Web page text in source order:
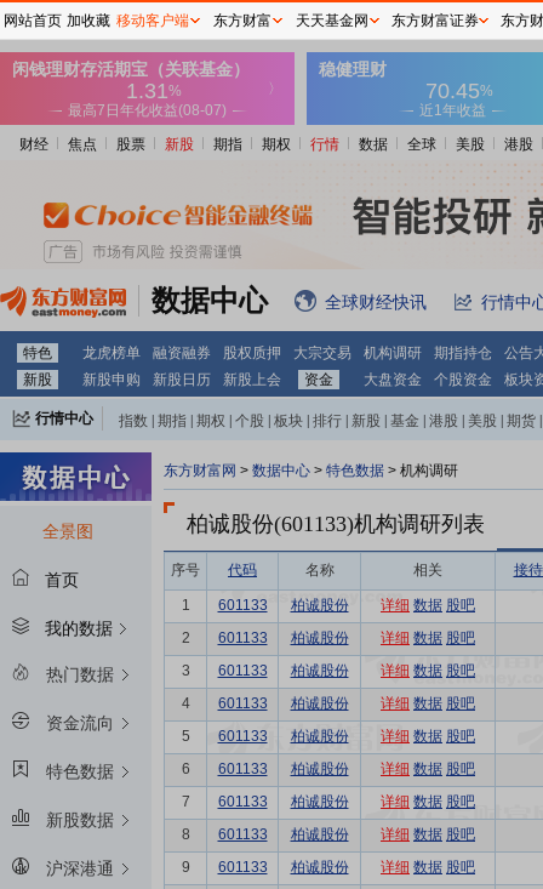
财经 焦点 股票 新股 期指 期权 行情 数据 全球 美股 港股
数据中心 全球财经快讯 行情中
特色 龙虎榜单 融资融券 股权质押 大宗交易 机构调研 期指持仓
公告
新股
新股申购 新股日历 新股上会 资金 大盘资金 个股资金 板块
行情中心 指数 期指 期权 个股 板块 排行 新股 基金 港股 美股 期货
全景图
首页
我的数据
热门数据
资金流向
特色数据
新股数据
沪深港通
东方财富网 > 数据中心 > 特色数据 > 机构调研
柏诚股份(601133)机构调研列表
序号 代码 名称 相关 接
1 601133 柏诚股份 详细 数据 股吧
2
601133 柏诚股份 详细 数据 股吧
3
601133 柏诚股份 详细 数据 股吧
4
601133 柏诚股份 详细 数据 股吧
5
601133 柏诚股份 详细 数据 股吧
6
601133 柏诚股份 详细 数据 股吧
7
601133 柏诚股份 详细 数据 股吧
8
601133 柏诚股份 详细 数据 股吧
9
601133 柏诚股份 详细 数据 股吧
网站首页 加收藏 移动客户端 东方财富 天天基金网 东方财富证券 东方